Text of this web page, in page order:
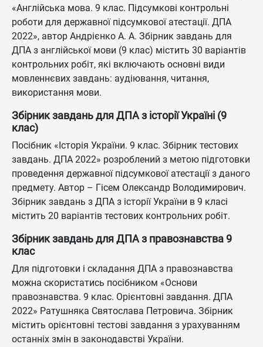
«Англійська мова. 9 клас. Підсумкові контрольні
роботи для державної підсумкової атестації. ДПА
2022», автор Андрієнко А. А. Збірник завдань для
ДПА з англійської мови (9 клас) містить 30 варіантів
контрольних робіт, які включають основні види
мовленнєвих завдань: аудіювання, читання,
використання мови.
Збірник завдань для ДПА з історії Україні (9
клас)
Посібник «Історія України. 9 клас. Збірник тестових
завдань. ДПА 2022» розроблений з метою підготовки
проведення державної підсумкової атестації з даного
предмету. Автор – Гісем Олександр Володимирович.
Збірник завдань з ДПА з історії України в 9 класі
містить 20 варіантів тестових контрольних робіт.
Збірник завдань для ДПА з правознавства 9
клас
Для підготовки і складання ДПА з правознавства
можна скористатись посібником «Основи
правознавства. 9 клас. Орієнтовні завдання. ДПА
2022» Ратушняка Святослава Петровича. Збірник
містить орієнтовні тестові завдання з урахуванням
останніх змін в законодавстві України.